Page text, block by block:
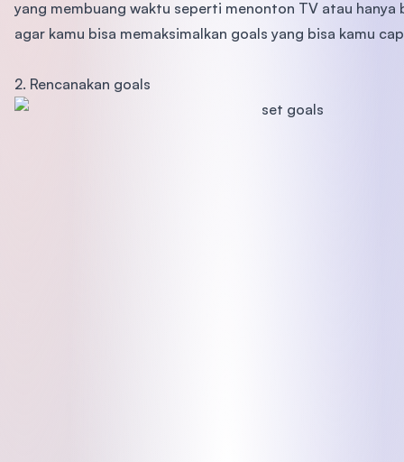
yang membuang waktu seperti menonton TV atau hanya
agar kamu bisa memaksimalkan goals yang bisa kamu
2. Rencanakan goals